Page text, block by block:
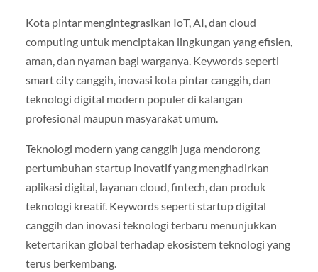
Kota pintar mengintegrasikan IoT, AI, dan cloud
computing untuk menciptakan lingkungan yang efisien,
aman, dan nyaman bagi warganya. Keywords seperti
smart city canggih, inovasi kota pintar canggih, dan
teknologi digital modern populer di kalangan
profesional maupun masyarakat umum.
Teknologi modern yang canggih juga mendorong
pertumbuhan startup inovatif yang menghadirkan
aplikasi digital, layanan cloud, fintech, dan produk
teknologi kreatif. Keywords seperti startup digital
canggih dan inovasi teknologi terbaru menunjukkan
ketertarikan global terhadap ekosistem teknologi yang
terus berkembang.